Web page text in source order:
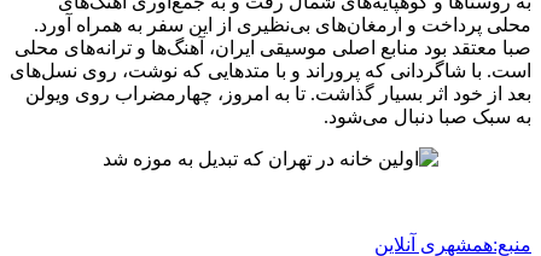
محلی پرداخت و ارمغان‌های بی‌نظیری از این سفر به همراه آورد.
صبا معتقد بود منابع اصلی موسیقی ایران، آهنگ‌ها و ترانه‌های محلی
است. با شاگردانی که پروراند و با متدهایی که نوشت، روی نسل‌های
بعد از خود اثر بسیار گذاشت. تا به امروز، چهارمضراب روی ویولن
به سبک صبا دنبال می‌شود.
منبع:همشهری آنلاین